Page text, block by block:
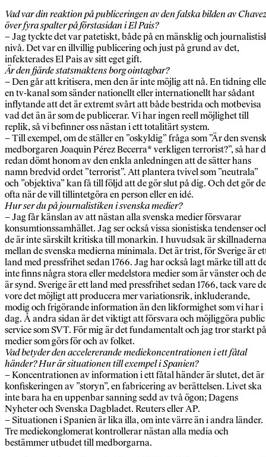
Vad var din reaktion på publiceringen av den falska bilden av
över fyra spalter på förstasidan i El Pais?
– Jag tyckte det var patetiskt, både på en mänsklig och
nivå. Det var en illvillig publicering och just på grund av det,
infekterades El Pais av sitt eget gift.
Är den fjärde statsmaktens borg ointagbar?
– Den går att kritisera, men den är inte möjlig att nå. En tidning
en tv-kanal som sänder nationellt eller internationellt har sådant
inflytande att det är extremt svårt att både bestrida och motbevisa
vad det än är som de publicerar. Vi har ingen reell möjlighet till
replik, så vi befinner oss nästan i ett totalitärt system.
– Till exempel, om de ställer en ”oskyldig” fråga som ”Är den
medborgaren Joaquin Pérez Becerra* verkligen terrorist?”, så har
redan dömt honom av den enkla anledningen att de sätter hans
namn bredvid ordet ”terrorist”. Att plantera tvivel som ”neutrala”
och ”objektiva” kan få till följd att de gör slut på dig. Och det gör de
ofta när de vill tillintetgöra en person eller en idé.
Hur ser du på journalistiken i svenska medier?
– Jag får känslan av att nästan alla svenska medier försvarar
konsumtionssamhället. Jag ser också vissa sionistiska tendenser
de är inte särskilt kritiska till monarkin. I huvudsak är skillnaderna
mellan de svenska medierna minimala. Det är trist, för Sverige är
land med pressfrihet sedan 1766. Jag har också lagt märke till att
inte finns några stora eller medelstora medier som är vänster och
är synd. Sverige är ett land med pressfrihet sedan 1766, tack vare
vore det möjligt att producera mer variationsrik, inkluderande,
modig och frigörande information än den likformighet som vi har i
dag. Å andra sidan är det viktigt att försvara och möjliggöra public
service som SVT. För mig är det fundamentalt och jag tror starkt på
medier som görs för och av folket.
Vad betyder den accelererande mediekoncentrationen i ett fåtal
händer? Hur är situationen till exempel i Spanien?
– Koncentrationen av information i ett fåtal händer är slutet, det är
konfiskeringen av ”storyn”, en fabricering av berättelsen. Livet ska
inte bara ha en uppenbar sanning sedd av två ögon; Dagens
Nyheter och Svenska Dagbladet. Reuters eller AP.
– Situationen i Spanien är lika illa, om inte värre än i andra länder.
Tre mediekonglomerat kontrollerar nästan alla media och
bestämmer utbudet till medborgarna.